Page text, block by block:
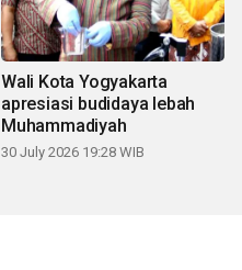
Wali Kota Yogyakarta
apresiasi budidaya lebah
Muhammadiyah
30 July 2026 19:28 WIB